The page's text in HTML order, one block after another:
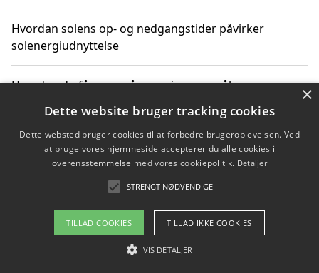
Hvordan solens op- og nedgangstider påvirker
solenergiudnyttelse
Hvordan du får svar på energispørgsmål om
Copyright 2026 - Pilanto Aps
Om / kontakt
Blog Betingelser
×
Dette website bruger tracking cookies
Dette websted bruger cookies til at forbedre brugeroplevelsen. Ved
at bruge vores hjemmeside accepterer du alle cookies i
overensstemmelse med vores cookiepolitik. Detaljer
STRENGT NØDVENDIGE
TILLAD COOKIES TILLAD IKKE COOKIES
VIS DETALJER